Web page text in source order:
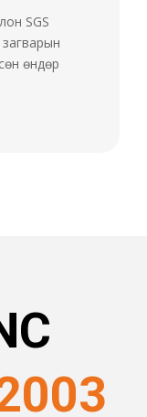
SGS
өндөр